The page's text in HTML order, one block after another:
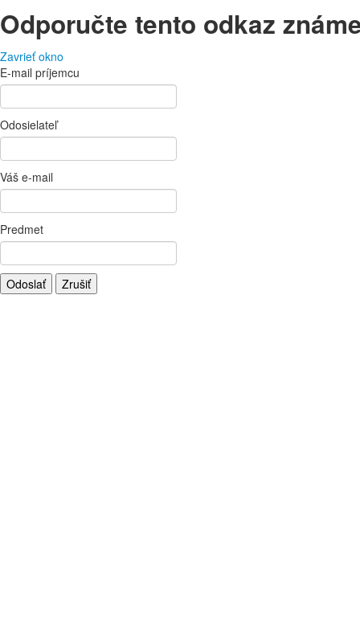
Odporučte tento odkaz
Zavrieť okno
E-mail príjemcu
Odosielateľ
Váš e-mail
Predmet
Odoslať Zrušiť